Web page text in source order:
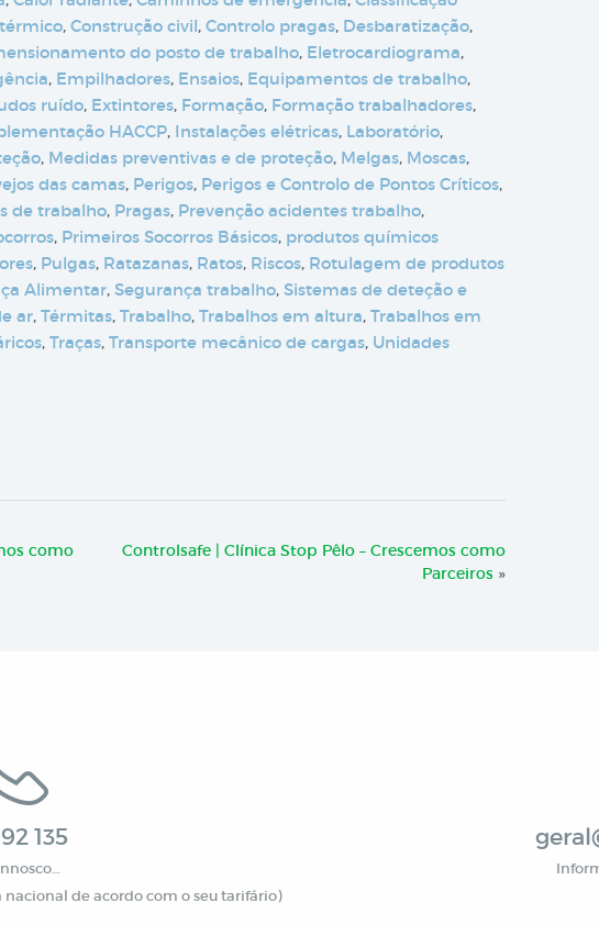
, Construção civil, Controlo pragas, Desbaratização,
do posto de trabalho, Eletrocardiograma,
, Empilhadores, Ensaios, Equipamentos de trabalho,
ruído, Extintores, Formação, Formação trabalhadores,
HACCP, Instalações elétricas, Laboratório,
, Medidas preventivas e de proteção, Melgas, Moscas,
das camas, Perigos, Perigos e Controlo de Pontos Críticos,
de trabalho, Pragas, Prevenção acidentes trabalho,
, Primeiros Socorros Básicos, produtos químicos
, Pulgas, Ratazanas, Ratos, Riscos, Rotulagem de produtos
Alimentar, Segurança trabalho, Sistemas de deteção e
ar, Térmitas, Trabalho, Trabalhos em altura, Trabalhos em
, Traças, Transporte mecânico de cargas, Unidades
como
Controlsafe | Clínica Stop Pêlo – Crescemos como
Parceiros »
135
de acordo com o seu tarifário)